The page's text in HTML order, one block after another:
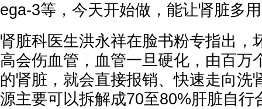
ega-3等，今天开始做，能让肾脏多
肾脏科医生洪永祥在脸书粉专指出，
高会伤血管，血管一旦硬化，由百万
的肾脏，就会直接报销、快速走向洗
源主要可以拆解成70至80%肝脏自行